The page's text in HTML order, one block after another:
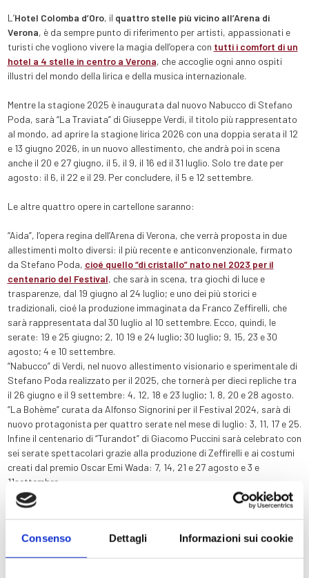
Consenso Dettagli Informazioni sui cookie
L’Hotel Colomba d’Oro, il quattro stelle più vicino all’Arena di
Verona, è da sempre punto di riferimento per artisti, appassionati e
turisti che vogliono vivere la magia dell’opera con tutti i comfort di un
hotel a 4 stelle in centro a Verona, che accoglie ogni anno ospiti
illustri del mondo della lirica e della musica internazionale.
Mentre la stagione 2025 è inaugurata dal nuovo Nabucco di Stefano
Poda, sarà “La Traviata” di Giuseppe Verdi, il titolo più rappresentato
al mondo, ad aprire la stagione lirica 2026 con una doppia serata il 12
e 13 giugno 2026, in un nuovo allestimento, che andrà poi in scena
anche il 20 e 27 giugno, il 5, il 9, il 16 ed il 31 luglio. Solo tre date per
agosto: il 6, il 22 e il 29. Per concludere, il 5 e 12 settembre.
Le altre quattro opere in cartellone saranno:
“Aida”, l’opera regina dell’Arena di Verona, che verrà proposta in due
allestimenti molto diversi: il più recente e anticonvenzionale, firmato
da Stefano Poda, cioé quello “di cristallo” nato nel 2023 per il
centenario del Festival, che sarà in scena, tra giochi di luce e
trasparenze, dal 19 giugno al 24 luglio; e uno dei più storici e
tradizionali, cioé la produzione immaginata da Franco Zeffirelli, che
sarà rappresentata dal 30 luglio al 10 settembre. Ecco, quindi, le
serate: 19 e 25 giugno; 2, 10 19 e 24 luglio; 30 luglio; 9, 15, 23 e 30
agosto; 4 e 10 settembre.
“Nabucco” di Verdi, nel nuovo allestimento visionario e sperimentale di
Stefano Poda realizzato per il 2025, che tornerà per dieci repliche tra
il 26 giugno e il 9 settembre: 4, 12, 18 e 23 luglio; 1, 8, 20 e 28 agosto.
“La Bohème” curata da Alfonso Signorini per il Festival 2024, sarà di
nuovo protagonista per quattro serate nel mese di luglio: 3, 11, 17 e 25.
Infine il centenario di “Turandot” di Giacomo Puccini sarà celebrato con
sei serate spettacolari grazie alla produzione di Zeffirelli e ai costumi
creati dal premio Oscar Emi Wada: 7, 14, 21 e 27 agosto e 3 e
11settembre.
Inoltre, la Fondazione Arena di Verona non mancherà di offrire anche
Il 21 luglio, il pubblico potrà assistere allo spettacolo di Roberto Bolle